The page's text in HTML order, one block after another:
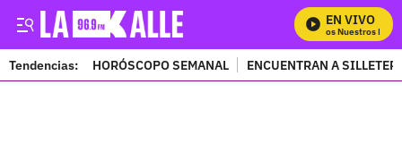
EN VIVO
Mira Todos Nuestros
Tendencias: HORÓSCOPO SEMANAL ENCUENTRAN A